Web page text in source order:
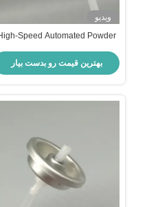
ویدیو
Speed Automated Powder
Integration and Synchronized
Conveyor Systems
بهترین قیمت رو بدست بیار